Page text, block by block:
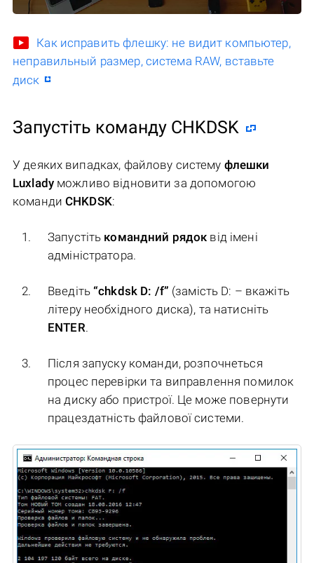
Как исправить флешку: не видит компьютер,
неправильный размер, система RAW, вставьте
диск
Запустіть команду CHKDSK
У деяких випадках, файлову систему флешки
Luxladyможливо відновити за допомогою
командиCHKDSK:
Запустіть командний рядок від імені
адміністратора.
Введіть “chkdsk D: /f” (замість D: – вкажіть
літеру необхідного диска), та натисніть
ENTER.
Після запуску команди, розпочнеться
процес перевірки та виправлення помилок
на диску або пристрої. Це може повернути
працездатність файлової системи.